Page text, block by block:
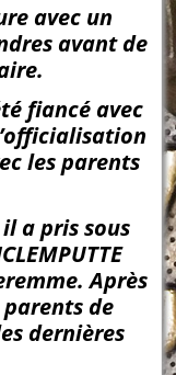
avec un
avant de
fiancé avec
les parents
a pris sous
Après
de
dernières